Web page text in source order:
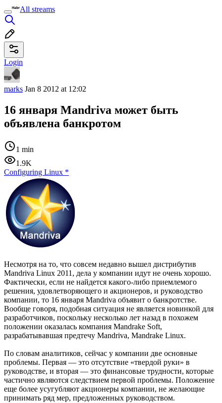
All streams
Login
marks Jan 8 2012 at 12:02
16 января Mandriva может быть
объявлена банкротом
1 min
1.9K
Configuring Linux *
Несмотря на то, что совсем недавно вышел дистрибутив
Mandriva Linux 2011, дела у компании идут не очень хорошо.
Фактически, если не найдется какого-либо приемлемого
решения, удовлетворяющего и акционеров, и руководство
компании, то 16 января Mandriva объявит о банкротстве.
Вообще говоря, подобная ситуация не является новинкой для
разработчиков, поскольку несколько лет назад в похожем
положении оказалась компания Mandrake Soft,
разрабатывавшая предтечу Mandriva, Mandrake Linux.
По словам аналитиков, сейчас у компании две основные
проблемы. Первая — это отсутствие «твердой руки» в
руководстве, и вторая — это финансовые трудности, которые
частично являются следствием первой проблемы. Положение
еще более усугубляют акционеры компании, не желающие
принимать ряд мер, предложенных руководством.